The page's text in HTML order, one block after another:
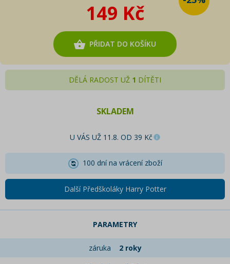
149 Kč
PŘIDAT DO KOŠÍKU
DĚLÁ RADOST UŽ 1 DÍTĚTI
SKLADEM
U VÁS UŽ 11.8. OD 39 Kč
100 dní na vrácení zboží
Další Předškoláky Harry Potter
PARAMETRY
záruka
2 roky